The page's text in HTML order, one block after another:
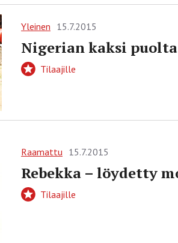
Yleinen 15.7.2015
Nigerian kaksi puolta
Tilaajille
Raamattu 15.7.2015
Rebekka – löydetty
Tilaajille